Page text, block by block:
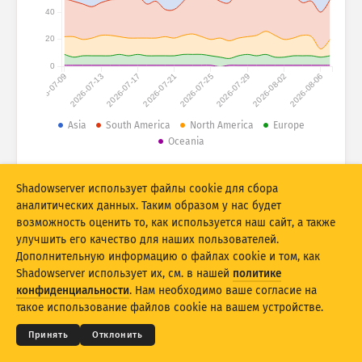
Статистика атак: устройства
Справка
Набор данных
Ограничение
Автоматически обновлять результаты
Обновить Сбросить
Скачать как PNG
2026-07-092026-07-132026-07-17 2026-07-212026-07-252026-07-292026-08-022026-08-06
0
20
40
Asia South America North America
Europe
Oceania
© 2026THE SHADOWSERVER FOUNDATION
Конфиденциальность и условия
Связь с нами
Благодарности
Shadowserver использует файлы cookie для сбора
аналитических данных. Таким образом у нас будет
возможность оценить то, как используется наш сайт, а также
улучшить его качество для наших пользователей.
Дополнительную информацию о файлах cookie и том, как
Shadowserver использует их, см. в нашей политике
конфиденциальности. Нам необходимо ваше согласие на
такое использование файлов cookie на вашем устройстве.
Принять Отклонить